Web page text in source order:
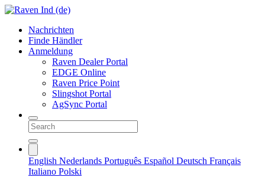
Nachrichten
Finde Händler
Anmeldung
Raven Dealer Portal
EDGE Online
Raven Price Point
Slingshot Portal
AgSync Portal
English Nederlands Português Español Deutsch Français
Italiano Polski